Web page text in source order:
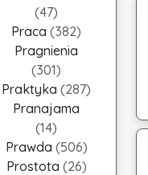
(47)
Praca (382)
Pragnienia
(301)
Praktyka (287)
Pranajama
(14)
Prawda (506)
Prostota (26)